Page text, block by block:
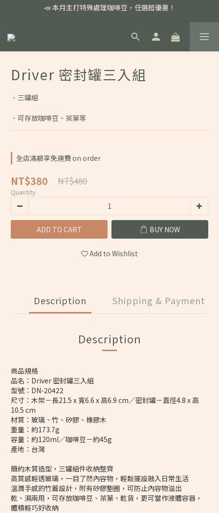
📣 本月主打特殊處理咖啡豆，任選超優惠！
📣 本月主打特殊處理咖啡豆，任選超優惠！
📣 本月主打特殊處理咖啡豆，任選超優惠！
Driver 密封罐三入組
．三罐組
．可存放咖啡豆、茶葉等
全店滿額享免運費 on order
NT$380 NT$480
Quantity
ADD TO CART BUY NOW
Add to Wishlist
Description Shipping & Payment
Description
商品規格
品名：Driver 密封罐三入組
型號：DN-20422
尺寸：木架－長21.5 x 寬6.6 x 高6.9 cm／密封罐－直徑4.8 x 高
10.5 cm
材質：玻璃、竹、矽膠、橡膠木
重量：約173.7g
容量：約120ml／咖啡豆－約45g
產地：台灣
簡約木質造型，三罐組件收納整齊
高質感輕透玻璃，一目了然內容物，輕鬆擺設融入日常生活
溫潤手感的竹蓋設計，附有矽膠墊圈，可防止內容物溢出
乾、濕兩用，可存放咖啡豆、茶葉、乾貨，更可當作液體容器，
體積輕巧好收納